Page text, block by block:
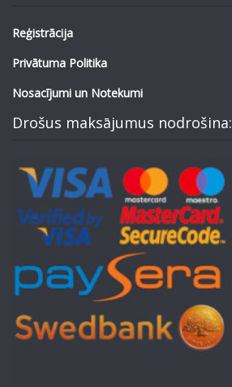
Reģistrācija
Privātuma Politika
Nosacījumi un Notekumi
Drošus maksājumus nodrošina: